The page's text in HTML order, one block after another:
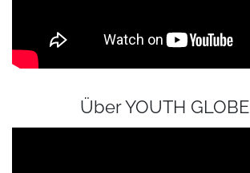
Über YOUTH GLOBE